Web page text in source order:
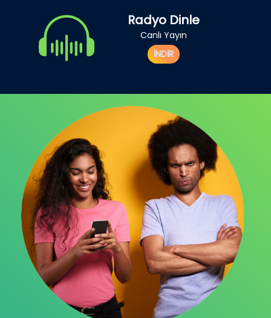
Radyo Dinle
Canlı Yayın
İNDİR